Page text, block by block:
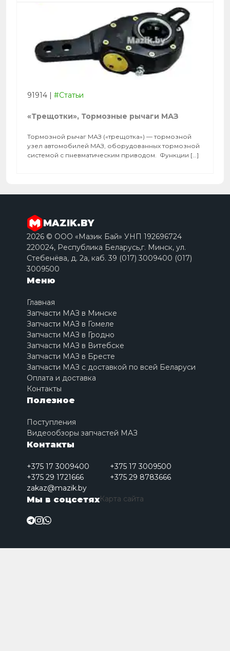
91914 | #Статьи
«Трещотки», Тормозные рычаги МАЗ
Тормозной рычаг МАЗ («трещотка») — тормозной
узел автомобилей МАЗ, оборудованных тормозной
системой с пневматическим приводом. Функции […]
MAZIK.BY
2026 © ООО «Мазик Бай» УНП 192696724
220024, Республика Беларусь,г. Минск, ул.
Стебенёва, д. 2a, каб. 39 (017) 3009400 (017)
3009500
Меню
Главная
Запчасти МАЗ в Минске
Запчасти МАЗ в Гомеле
Запчасти МАЗ в Гродно
Запчасти МАЗ в Витебске
Запчасти МАЗ в Бресте
Запчасти МАЗ с доставкой по всей Беларуси
Оплата и доставка
Контакты
Полезное
Поступления
Видеообзоры запчастей МАЗ
Контакты
+375 17 3009400
+375 17 3009500
+375 29 1721666
+375 29 8783666
zakaz@mazik.by
Мы в соцсетяхКарта сайта